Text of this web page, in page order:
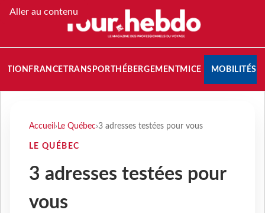
Aller au contenu
FRANCETRANSPORT HÉBERGEMENTMICE MOBILITÉS
Accueil › Le Québec›3 adresses testées pour vous
LE QUÉBEC
3 adresses testées pour
vous